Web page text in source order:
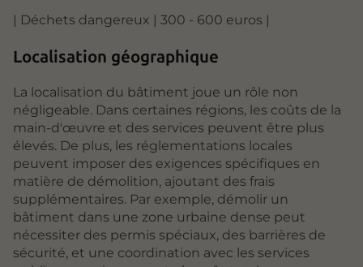
| Déchets dangereux | 300 - 600 euros |
Localisation géographique
La localisation du bâtiment joue un rôle non
négligeable. Dans certaines régions, les coûts de la
main-d'œuvre et des services peuvent être plus
élevés. De plus, les réglementations locales
peuvent imposer des exigences spécifiques en
matière de démolition, ajoutant des frais
supplémentaires. Par exemple, démolir un
bâtiment dans une zone urbaine dense peut
nécessiter des permis spéciaux, des barrières de
sécurité, et une coordination avec les services